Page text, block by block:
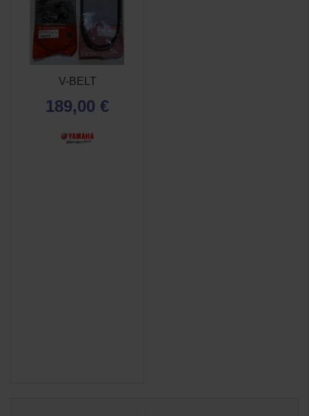
V-BELT
189,00 €